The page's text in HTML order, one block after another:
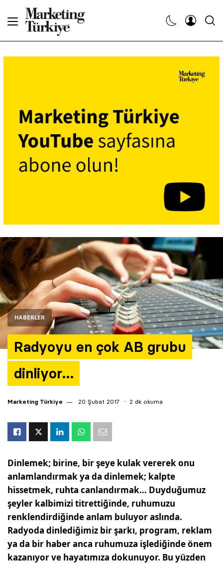
HABERLER
Radyoyu en çok AB grubu
dinliyor…
Marketing Türkiye 20 Şubat 2017 2 dk okuma
Dinlemek; birine, bir şeye kulak vererek onu
anlamlandırmak ya da dinlemek; kalpte
hissetmek, ruhta canlandırmak… Duyduğumuz
şeyler kalbimizi titrettiğinde, ruhumuzu
renklendirdiğinde anlam buluyor aslında.
Radyoda dinlediğimiz bir şarkı, program, reklam
ya da bir haber anca ruhumuza işlediğinde önem
kazanıyor ve hayatımıza dokunuyor. Bu yüzden
Dergiler
Etkinlikler
Araştırma